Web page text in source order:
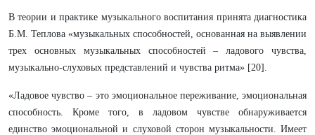
В теории и практике музыкального воспитания принята диагностика
Б.М. Теплова «музыкальных способностей, основанная на выявлении
трех основных музыкальных способностей – ладового чувства,
музыкально-слуховых представлений и чувства ритма» [20].
«Ладовое чувство – это эмоциональное переживание, эмоциональная
способность. Кроме того, в ладовом чувстве обнаруживается
единство эмоциональной и слуховой сторон музыкальности. Имеет